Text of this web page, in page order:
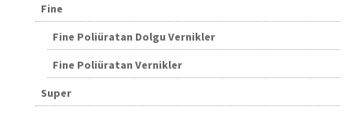
Fine
Fine Poliüratan Dolgu Vernikler
Fine Poliüratan Vernikler
Super